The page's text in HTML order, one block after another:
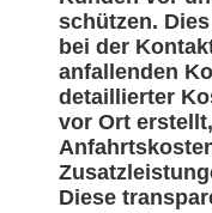
schützen.
bei der
anfallenden
detaillierter
vor Ort
Diese